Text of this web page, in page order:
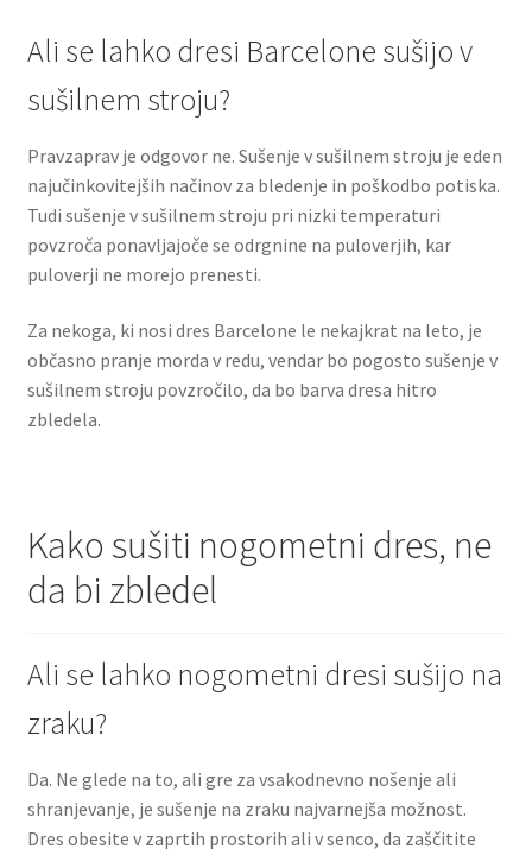
Ali se lahko dresi Barcelone sušijo v
sušilnem stroju?
Pravzaprav je odgovor ne. Sušenje v sušilnem stroju je eden
najučinkovitejših načinov za bledenje in poškodbo potiska.
Tudi sušenje v sušilnem stroju pri nizki temperaturi
povzroča ponavljajoče se odrgnine na puloverjih, kar
puloverji ne morejo prenesti.
Za nekoga, ki nosi dres Barcelone le nekajkrat na leto, je
občasno pranje morda v redu, vendar bo pogosto sušenje v
sušilnem stroju povzročilo, da bo barva dresa hitro
zbledela.
Kako sušiti nogometni dres, ne
da bi zbledel
Ali se lahko nogometni dresi sušijo na
zraku?
Da. Ne glede na to, ali gre za vsakodnevno nošenje ali
shranjevanje, je sušenje na zraku najvarnejša možnost.
Dres obesite v zaprtih prostorih ali v senco, da zaščitite